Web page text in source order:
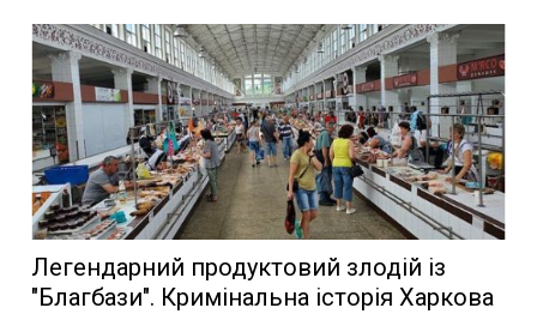
Легендарний продуктовий злодій із
"Благбази". Кримінальна історія Харкова